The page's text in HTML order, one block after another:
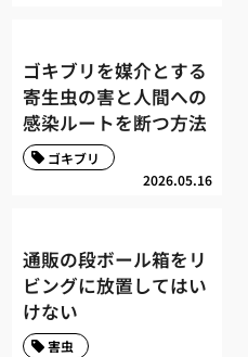
ゴキブリを媒介とする
寄生虫の害と人間への
感染ルートを断つ方法
2026.05.16
ゴキブリ
通販の段ボール箱をリ
ビングに放置してはい
けない
害虫